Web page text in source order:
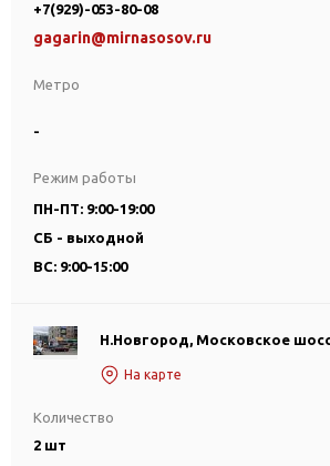
Метро
-
+7(929)-053-80-08
gagarin@mirnasosov.ru
Режим работы
ПН-ПТ: 9:00-19:00
СБ - выходной
ВС: 9:00-15:00
Н.Новгород, Московское
На карте
Количество
2 шт